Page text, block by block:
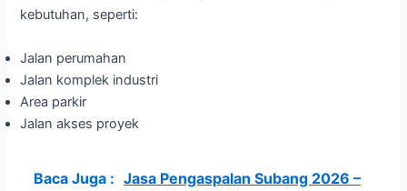
kebutuhan, seperti:
Jalan perumahan
Jalan komplek industri
Area parkir
Jalan akses proyek
Baca Juga : Jasa Pengaspalan Subang 2026 –